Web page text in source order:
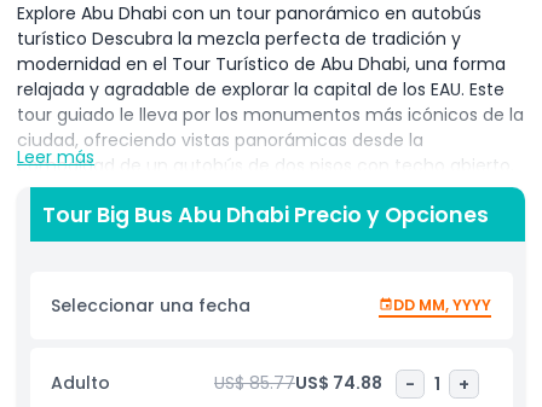
Explore Abu Dhabi con un tour panorámico en autobús
turístico Descubra la mezcla perfecta de tradición y
modernidad en el Tour Turístico de Abu Dhabi, una forma
relajada y agradable de explorar la capital de los EAU. Este
tour guiado le lleva por los monumentos más icónicos de la
ciudad, ofreciendo vistas panorámicas desde la
comodidad de un autobús de dos pisos con techo abierto.
Desde el majestuoso Palacio Presidencial y el lujoso
Emirates Palace hasta la riqueza cultural de Heritage Village
y el mundialmente famoso Louvre Abu Dhabi, cada parada
primera visita o un local que desea redescubrir Abu Dhabi,
este tour ofrece una experiencia segura y pintoresca.
ciudad, la costa y las maravillas arquitectónicas desde la
cubierta superior. Es una excelente manera de contemplar
Leer más
Tour Big Bus Abu Dhabi Precio y Opciones
Seleccionar una fecha DD MM, YYYY
Adulto US$ 85.77US$ 74.88 - 1 +